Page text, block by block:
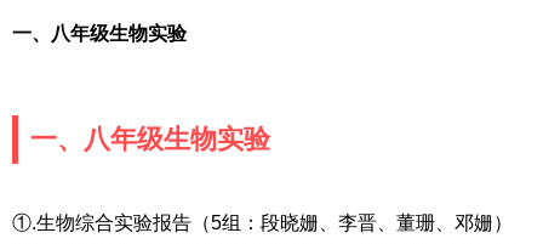
一、八年级生物实验
一、八年级生物实验
①.生物综合实验报告（5组：段晓姗、李晋、董珊、邓姗）